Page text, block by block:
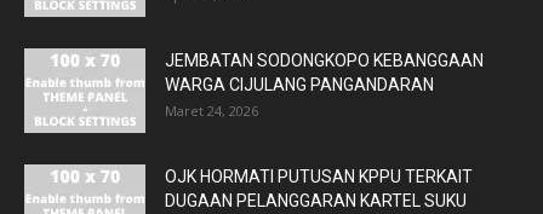
JEMBATAN SODONGKOPO KEBANGGAAN
WARGA CIJULANG PANGANDARAN
Maret 24, 2026
OJK HORMATI PUTUSAN KPPU TERKAIT
DUGAAN PELANGGARAN KARTEL SUKU